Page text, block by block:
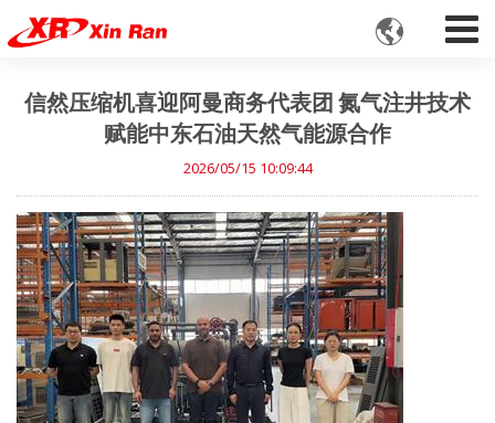

信然压缩机喜迎阿曼商务代表团 氮气注井技术
赋能中东石油天然气能源合作
2026/05/15 10:09:44